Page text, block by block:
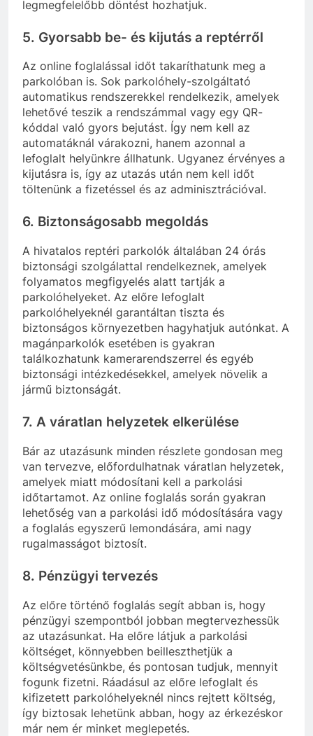
legmegfelelőbb döntést hozhatjuk.
5. Gyorsabb be- és kijutás a reptérről
Az online foglalással időt takaríthatunk meg a
parkolóban is. Sok parkolóhely-szolgáltató
automatikus rendszerekkel rendelkezik, amelyek
lehetővé teszik a rendszámmal vagy egy QR-
kóddal való gyors bejutást. Így nem kell az
automatáknál várakozni, hanem azonnal a
lefoglalt helyünkre állhatunk. Ugyanez érvényes a
kijutásra is, így az utazás után nem kell időt
töltenünk a fizetéssel és az adminisztrációval.
6. Biztonságosabb megoldás
A hivatalos reptéri parkolók általában 24 órás
biztonsági szolgálattal rendelkeznek, amelyek
folyamatos megfigyelés alatt tartják a
parkolóhelyeket. Az előre lefoglalt
parkolóhelyeknél garantáltan tiszta és
biztonságos környezetben hagyhatjuk autónkat. A
magánparkolók esetében is gyakran
találkozhatunk kamerarendszerrel és egyéb
biztonsági intézkedésekkel, amelyek növelik a
jármű biztonságát.
7. A váratlan helyzetek elkerülése
Bár az utazásunk minden részlete gondosan meg
van tervezve, előfordulhatnak váratlan helyzetek,
amelyek miatt módosítani kell a parkolási
időtartamot. Az online foglalás során gyakran
lehetőség van a parkolási idő módosítására vagy
a foglalás egyszerű lemondására, ami nagy
rugalmasságot biztosít.
8. Pénzügyi tervezés
Az előre történő foglalás segít abban is, hogy
pénzügyi szempontból jobban megtervezhessük
az utazásunkat. Ha előre látjuk a parkolási
költséget, könnyebben beilleszthetjük a
költségvetésünkbe, és pontosan tudjuk, mennyit
fogunk fizetni. Ráadásul az előre lefoglalt és
kifizetett parkolóhelyeknél nincs rejtett költség,
így biztosak lehetünk abban, hogy az érkezéskor
már nem ér minket meglepetés.